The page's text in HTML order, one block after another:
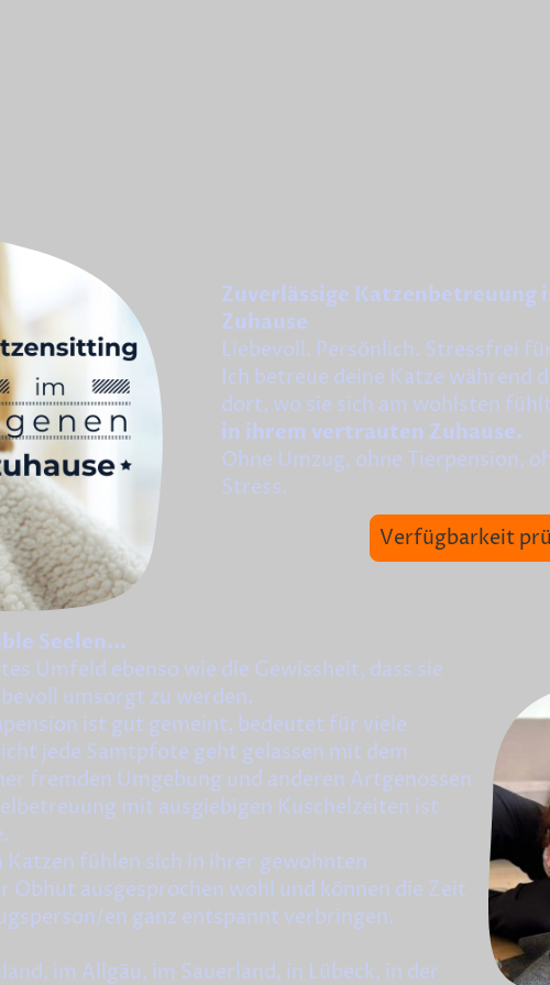
Zuverlässige Katzenbetreuung
Zuhause
Liebevoll. Persönlich. Stressfrei
Ich betreue deine Katze während
dort, wo sie sich am wohlsten
in ihrem vertrauten Zuhause.
Ohne Umzug, ohne Tierpension,
Stress.
Verfügbarkeit
Seelen...
Umfeld ebenso wie die Gewissheit, dass sie
umsorgt zu werden.
ist gut gemeint, bedeutet für viele
jede Samtpfote geht gelassen mit dem
fremden Umgebung und anderen Artgenossen
mit ausgiebigen Kuschelzeiten ist
fühlen sich in ihrer gewohnten
Obhut ausgesprochen wohl und können die Zeit
en ganz entspannt verbringen.
im Allgäu, im Sauerland, in Lübeck, in der